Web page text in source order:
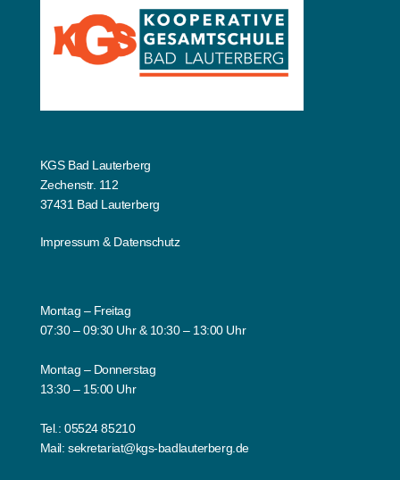
KGS Bad Lauterberg
Zechenstr. 112
37431 Bad Lauterberg
Impressum & Datenschutz
Montag – Freitag
07:30 – 09:30 Uhr & 10:30 – 13:00 Uhr
Montag – Donnerstag
13:30 – 15:00 Uhr
Tel.:05524 85210
Mail:sekretariat@kgs-badlauterberg.de